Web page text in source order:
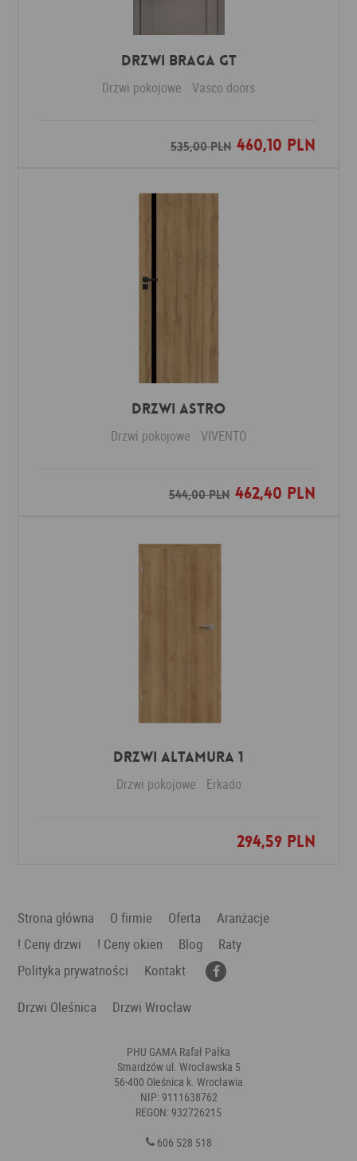
Drzwi Braga GT
Drzwi pokojowe Vasco doors
535,00 PLN460,10 PLN
Dodaj do ulubionych
Drzwi ASTRO
Drzwi pokojowe VIVENTO
544,00 PLN462,40 PLN
Dodaj do ulubionych
Drzwi Altamura 1
Drzwi pokojowe Erkado
294,59 PLN
Dodaj do ulubionych
Strona główna O firmie Oferta
Aranżacje
! Ceny drzwi
! Ceny okien Blog
Raty
Polityka prywatności
Kontakt
Drzwi Oleśnica
Drzwi Wrocław
PHU GAMA Rafał Pałka
Smardzów ul. Wrocławska 5
56-400 Oleśnica k. Wrocławia
NIP: 9111638762
REGON: 932726215
606 528 518